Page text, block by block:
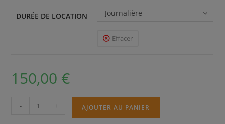
DURÉE DE LOCATION Journalière
Effacer
150,00 €
quantité
- + AJOUTER AU PANIER